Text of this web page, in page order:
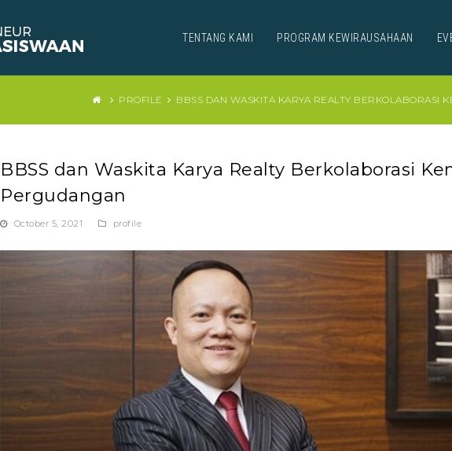
TENTANG KAMI PROGRAM KEWIRAUSAHAAN
PROFILE BBSS DAN WASKITA KARYA REALTY BERKOLABORASI
BBSS dan Waskita Karya Realty Berkolaborasi
Pergudangan
October 5, 2021 profile